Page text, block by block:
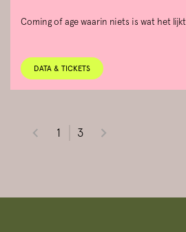
Coming of age waarin niets is wat het lijkt
DATA & TICKETS
1 3